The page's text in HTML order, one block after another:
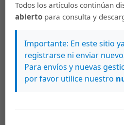
FAMILIA Y CAMBIO SOCIAL
Revista de Ciencias
Luchas femeninas
Revista de Ciencias
Revista de Ciencias
Superior (abril-
Todos los artículos continúan
abierto para consulta y
Importante: En este sitio
registrarse ni enviar
Para envíos y nuevas
por favor utilice nuestro